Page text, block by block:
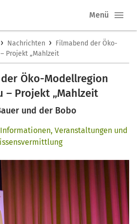
Menü
› Nachrichten › Filmabend der Öko-
Projekt „Mahlzeit
Öko-Modellregion
– Projekt „Mahlzeit
und der Bobo
Informationen, Veranstaltungen und